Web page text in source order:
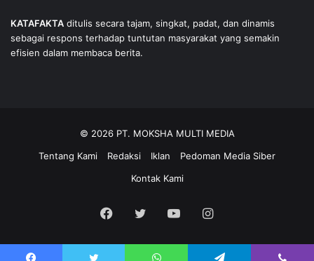
KATAFAKTA ditulis secara tajam, singkat, padat, dan dinamis
sebagai respons terhadap tuntutan masyarakat yang semakin
efisien dalam membaca berita.
© 2026 PT. MOKSHA MULTI MEDIA
Tentang Kami
Redaksi Iklan
Pedoman Media Siber
Kontak Kami
Facebook
Twitter YouTubeInstagram